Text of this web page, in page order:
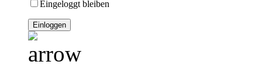
Eingeloggt bleiben